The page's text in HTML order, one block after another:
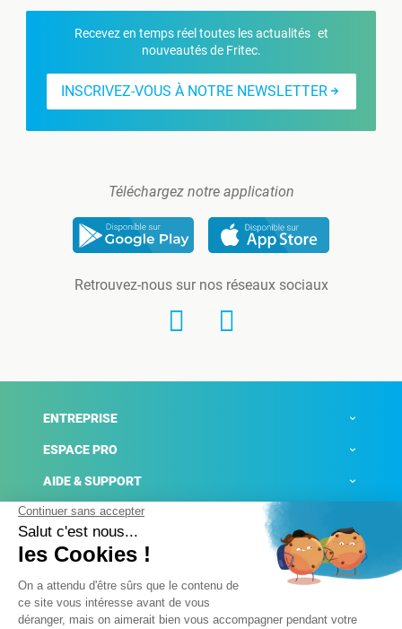
Recevez en temps réel toutes les actualités et
nouveautés de Fritec.
INSCRIVEZ-VOUS À NOTRE NEWSLETTER
Téléchargez notre application
Retrouvez-nous sur nos réseaux sociaux
ENTREPRISE
ESPACE PRO
AIDE & SUPPORT
ACTUALITÉS
Mentions légales